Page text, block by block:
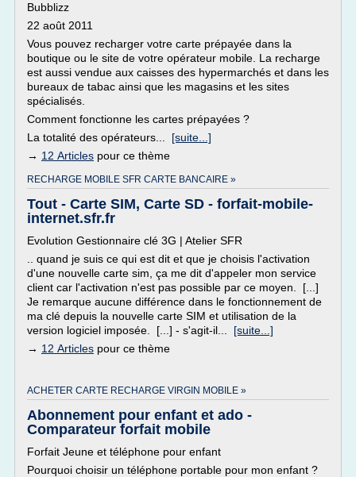
Bubblizz
22 août 2011
Vous pouvez recharger votre carte prépayée dans la
boutique ou le site de votre opérateur mobile. La recharge
est aussi vendue aux caisses des hypermarchés et dans les
bureaux de tabac ainsi que les magasins et les sites
spécialisés.
Comment fonctionne les cartes prépayées ?
La totalité des opérateurs... [suite...]
→ 12 Articles pour ce thème
RECHARGE MOBILE SFR CARTE BANCAIRE »
Tout - Carte SIM, Carte SD - forfait-mobile-
internet.sfr.fr
Evolution Gestionnaire clé 3G | Atelier SFR
.. quand je suis ce qui est dit et que je choisis l'activation
d'une nouvelle carte sim, ça me dit d'appeler mon service
client car l'activation n'est pas possible par ce moyen. [...]
Je remarque aucune différence dans le fonctionnement de
ma clé depuis la nouvelle carte SIM et utilisation de la
version logiciel imposée. [...] - s'agit-il... [suite...]
→ 12 Articles pour ce thème
ACHETER CARTE RECHARGE VIRGIN MOBILE »
Abonnement pour enfant et ado -
Comparateur forfait mobile
Forfait Jeune et téléphone pour enfant
Pourquoi choisir un téléphone portable pour mon enfant ?